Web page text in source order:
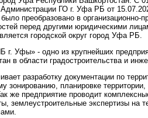
Администрации ГО г. Уфа РБ от
преобразовано в
перед другими юридическими
городской округ город Уфа РБ.
г. Уфы» - одно из крупнейших
в области градостроительства и
разработку документации по
зонированию, планировке территории,
же предприятие проводит
землеустроительные экспертизы на